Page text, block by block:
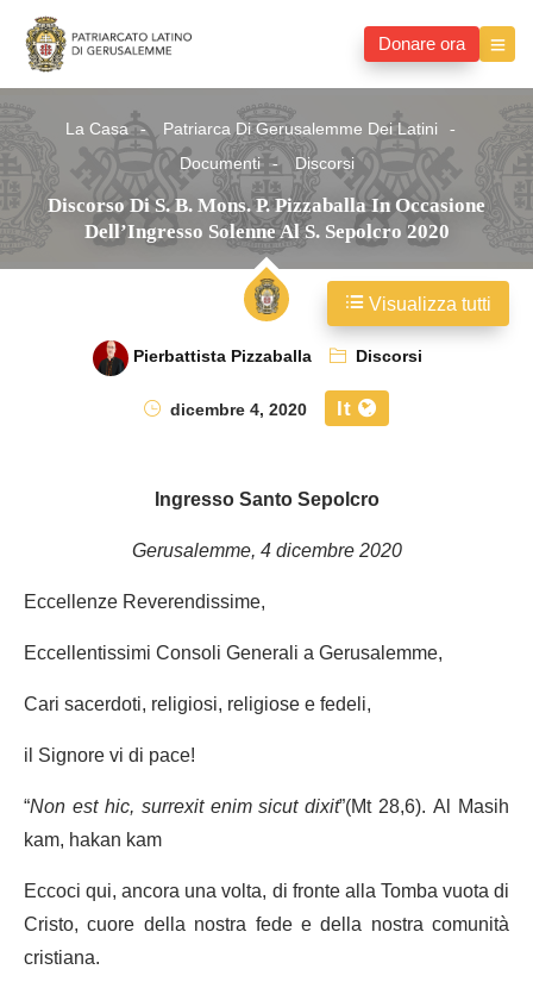
Donare ora
La Casa
Patriarca Di Gerusalemme Dei Latini
Documenti
Discorsi
Discorso Di S. B. Mons. P. Pizzaballa In Occasione
Dell’Ingresso Solenne Al S. Sepolcro 2020
Pierbattista Pizzaballa
Discorsi
dicembre 4, 2020
It
Ingresso Santo Sepolcro
Gerusalemme, 4 dicembre 2020
Eccellenze Reverendissime,
Eccellentissimi Consoli Generali a Gerusalemme,
Cari sacerdoti, religiosi, religiose e fedeli,
il Signore vi di pace!
“Non est hic, surrexit enim sicut dixit”(Mt 28,6). Al Masih
kam, hakan kam
Eccoci qui, ancora una volta, di fronte alla Tomba vuota di
Cristo, cuore della nostra fede e della nostra comunità
cristiana.
Visualizza tutti